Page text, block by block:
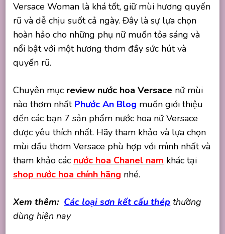
Versace Woman là khá tốt, giữ mùi hương quyến
rũ và dễ chịu suốt cả ngày. Đây là sự lựa chọn
hoàn hảo cho những phụ nữ muốn tỏa sáng và
nổi bật với một hương thơm đầy sức hút và
quyến rũ.
Chuyên mục review nước hoa Versace nữ mùi
nào thơm nhất Phước An Blog muốn giới thiệu
đến các bạn 7 sản phẩm nước hoa nữ Versace
được yêu thích nhất. Hãy tham khảo và lựa chọn
mùi dầu thơm Versace phù hợp với mình nhất và
tham khảo các nước hoa Chanel nam khác tại
shop nước hoa chính hãng nhé.
Xem thêm: Các loại sơn kết cấu thép thường
dùng hiện nay